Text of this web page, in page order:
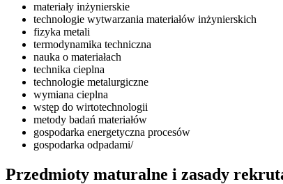
materiały inżynierskie
technologie wytwarzania materiałów inżynierskich
fizyka metali
termodynamika techniczna
nauka o materiałach
technika cieplna
technologie metalurgiczne
wymiana cieplna
wstęp do wirtotechnologii
metody badań materiałów
gospodarka energetyczna procesów
gospodarka odpadami/
Przedmioty maturalne i zasady